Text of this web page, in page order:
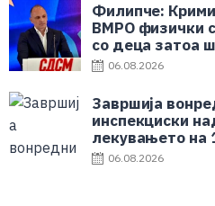
Филипче:
ВМРО физички
со деца затоа
вистината
06.08.2026
Завршија
инспекциски
лекувањето на
родилка од
06.08.2026